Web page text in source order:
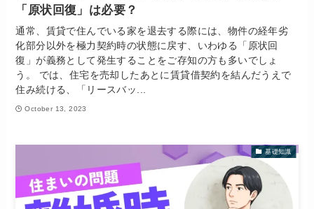
「原状回復」は必要？
通常、賃貸で住んでいる家を退去する際には、物件の経年劣
化部分以外を極力契約時の状態に戻す、いわゆる「原状回
復」が義務として発生することをご存知の方も多いでしょ
う。 では、住宅を売却したあとに賃貸借契約を結んだうえで
住み続ける、「リースバッ...
October 13, 2023
基礎知識